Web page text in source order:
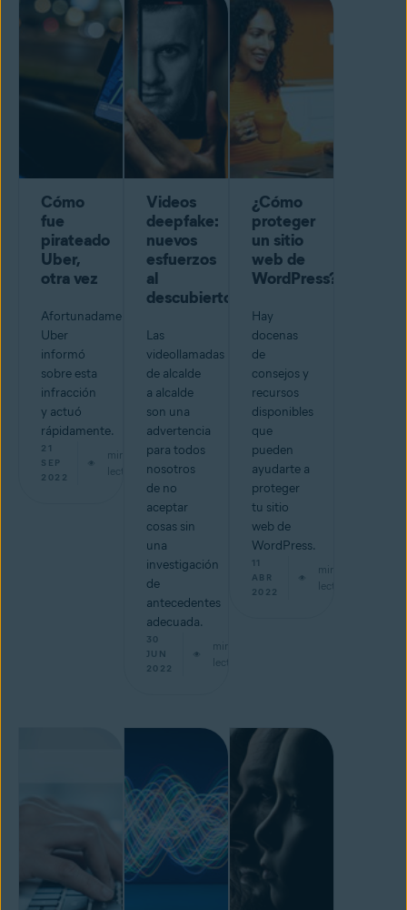
Cómo
fue
pirateado
Uber,
otra vez
Afortunadamente,
Uber
informó
sobre esta
infracción
y actuó
rápidamente.
21
SEP
2022
min de
lectura
Videos
deepfake:
nuevos
esfuerzos
al
descubierto
Las
videollamadas
de alcalde
a alcalde
son una
advertencia
para todos
nosotros
de no
aceptar
cosas sin
una
investigación
de
antecedentes
adecuada.
30
JUN
2022
min de
lectura
¿Cómo
proteger
un sitio
web de
WordPress?
Hay
docenas
de
consejos y
recursos
disponibles
que
pueden
ayudarte a
proteger
tu sitio
web de
WordPress.
11
ABR
2022
min de
lectura